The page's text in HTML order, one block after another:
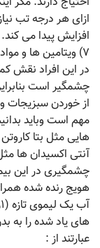
افزایش پیدا می کند.
۷) ویتامین ها و مواد معدنی
در این افراد نقش
چشمگیر است
از خوردن سبزیجات
مهم است وباید
هویج رنده شده
های یاد شده را به
عبارتند از :